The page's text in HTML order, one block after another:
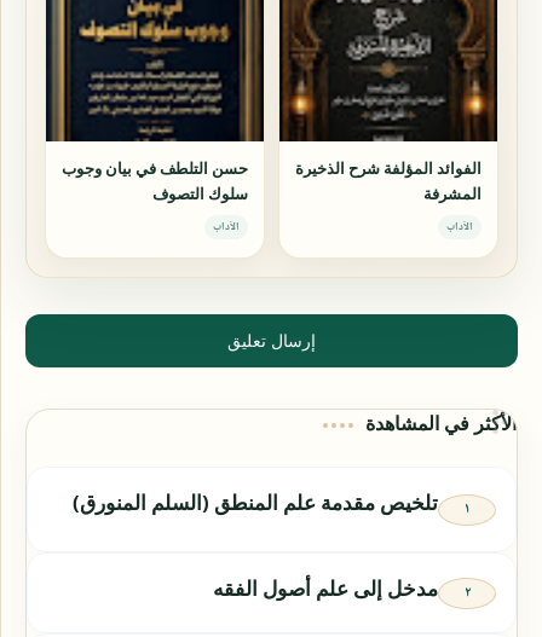
الفوائد المؤلفة شرح الذخيرة
المشرفة
الآداب
حسن التلطف في بيان وجوب
سلوك التصوف
الآداب
إرسال تعليق
الأكثر في المشاهدة
تلخيص مقدمة علم المنطق (السلم المنورق)
مدخل إلى علم أصول الفقه